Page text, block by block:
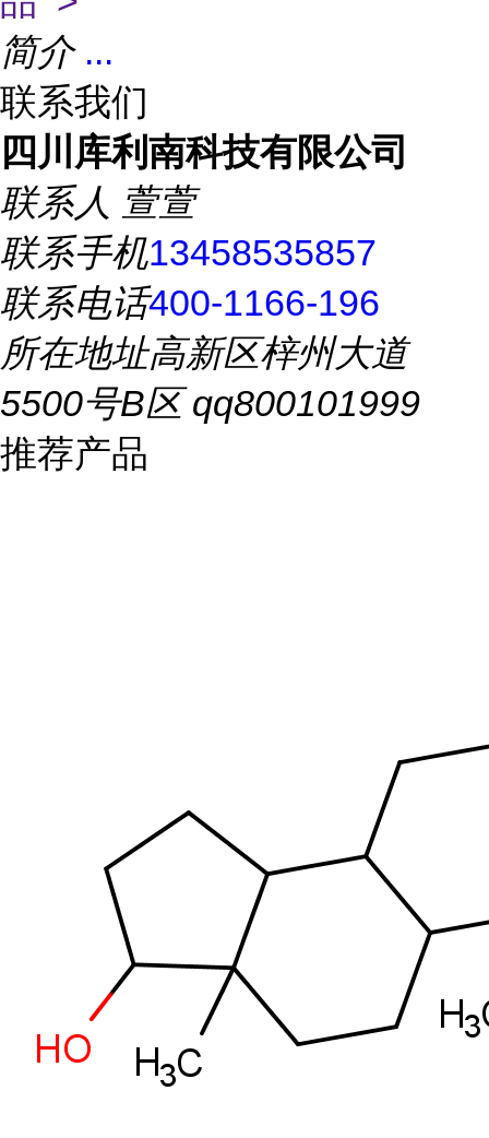
简介 ...
联系我们
四川库利南科技有限公司
联系人 萱萱
联系手机13458535857
联系电话400-1166-196
所在地址高新区梓州大道
5500号B区 qq800101999
推荐产品